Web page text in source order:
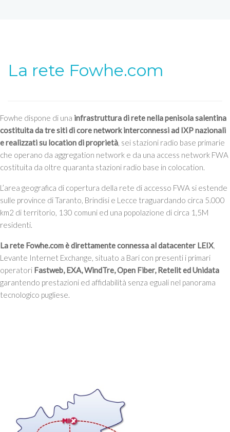
La rete Fowhe.com
Fowhe dispone di una infrastruttura di rete nella penisola salentina
costituita da tre siti di core network interconnessi ad IXP nazionali
e realizzati su location di proprietà, sei stazioni radio base primarie
che operano da aggregation network e da una access network FWA
costituita da oltre quaranta stazioni radio base in colocation.
L’area geografica di copertura della rete di accesso FWA si estende
sulle province di Taranto, Brindisi e Lecce traguardando circa 5.000
km2 di territorio, 130 comuni ed una popolazione di circa 1,5M
residenti.
La rete Fowhe.com è direttamente connessa al datacenter LEIX,
Levante Internet Exchange, situato a Bari con presenti i primari
operatori Fastweb, EXA, WindTre, Open Fiber, Retelit ed Unidata
garantendo prestazioni ed affidabilità senza eguali nel panorama
tecnologico pugliese.